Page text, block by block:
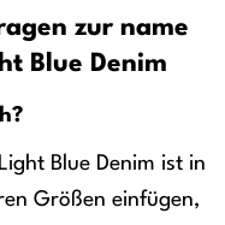
zur name
Blue Denim
Blue Denim ist in
Größen einfügen,